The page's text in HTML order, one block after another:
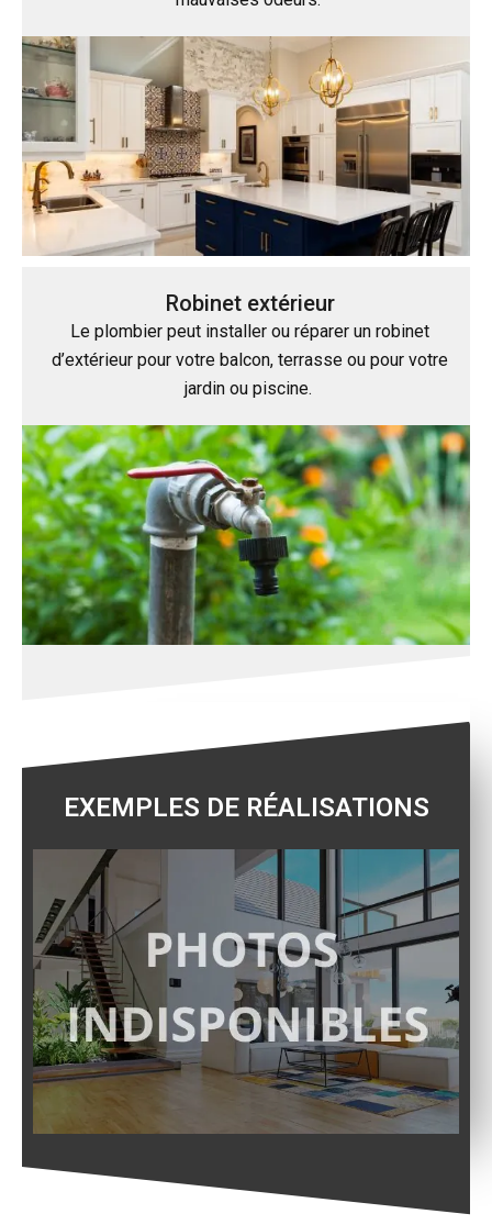
Robinet extérieur
Le plombier peut installer ou réparer un robinet
d’extérieur pour votre balcon, terrasse ou pour votre
jardin ou piscine.
EXEMPLES DE RÉALISATIONS